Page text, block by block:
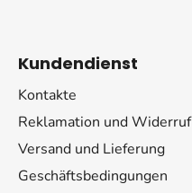
Kundendienst
Kontakte
Reklamation und Widerruf
Versand und Lieferung
Geschäftsbedingungen